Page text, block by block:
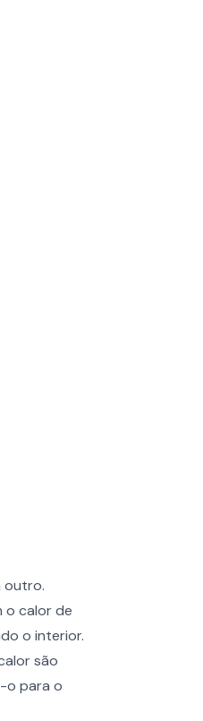
outro.
o calor de
o interior.
são
o para o